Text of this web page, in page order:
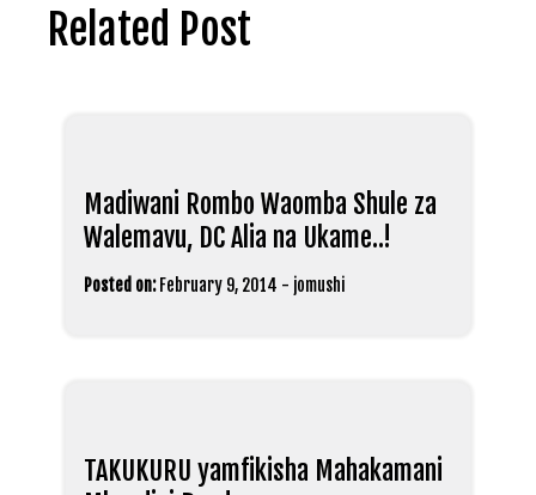
Related Post
Madiwani Rombo Waomba Shule za
Walemavu, DC Alia na Ukame..!
Posted on: February 9, 2014 - jomushi
TAKUKURU yamfikisha Mahakamani